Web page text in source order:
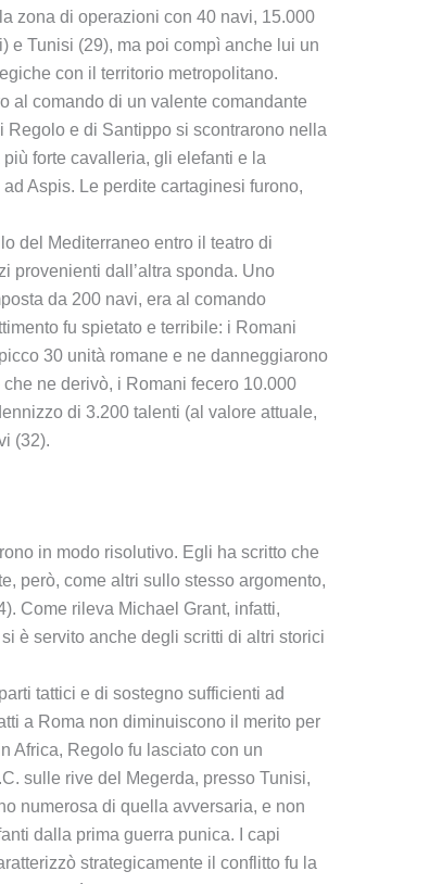
zona di operazioni con 40 navi, 15.000
e Tunisi (29), ma poi compì anche lui un
con il territorio metropolitano.
al comando di un valente comandante
Regolo e di Santippo si scontrarono nella
forte cavalleria, gli elefanti e la
Aspis. Le perdite cartaginesi furono,
del Mediterraneo entro il teatro di
provenienti dall’altra sponda. Uno
da 200 navi, era al comando
fu spietato e terribile: i Romani
30 unità romane e ne danneggiarono
ne derivò, i Romani fecero 10.000
di 3.200 talenti (al valore attuale,
(32).
in modo risolutivo. Egli ha scritto che
però, come altri sullo stesso argomento,
Come rileva Michael Grant, infatti,
è servito anche degli scritti di altri storici
tattici e di sostegno sufficienti ad
a Roma non diminuiscono il merito per
Africa, Regolo fu lasciato con un
sulle rive del Megerda, presso Tunisi,
numerosa di quella avversaria, e non
dalla prima guerra punica. I capi
strategicamente il conflitto fu la